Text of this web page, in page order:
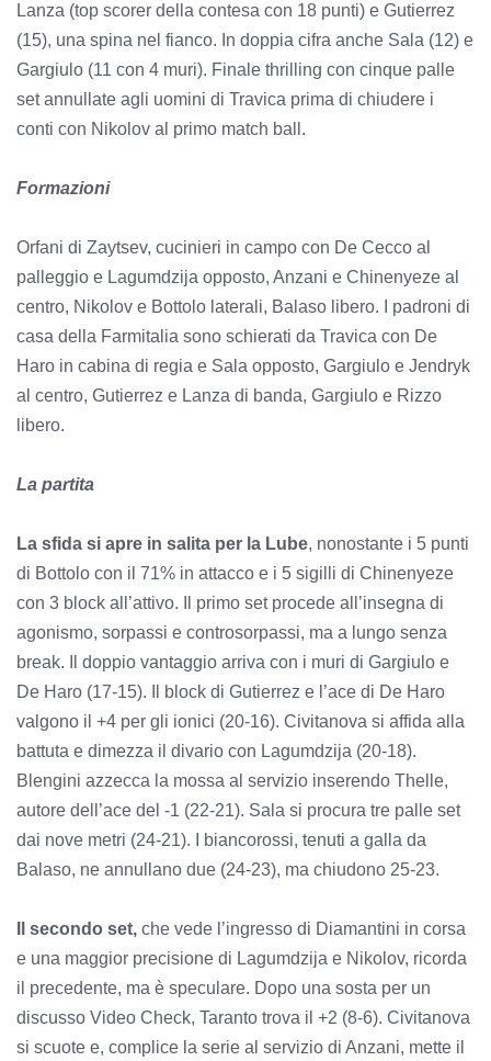
Lanza (top scorer della contesa con 18 punti) e Gutierrez
(15), una spina nel fianco. In doppia cifra anche Sala (12) e
Gargiulo (11 con 4 muri). Finale thrilling con cinque palle
set annullate agli uomini di Travica prima di chiudere i
conti con Nikolov al primo match ball.
Formazioni
Orfani di Zaytsev, cucinieri in campo con De Cecco al
palleggio e Lagumdzija opposto, Anzani e Chinenyeze al
centro, Nikolov e Bottolo laterali, Balaso libero. I padroni di
casa della Farmitalia sono schierati da Travica con De
Haro in cabina di regia e Sala opposto, Gargiulo e Jendryk
al centro, Gutierrez e Lanza di banda, Gargiulo e Rizzo
libero.
La partita
La sfida si apre in salita per la Lube, nonostante i 5 punti
di Bottolo con il 71% in attacco e i 5 sigilli di Chinenyeze
con 3 block all’attivo. Il primo set procede all’insegna di
agonismo, sorpassi e controsorpassi, ma a lungo senza
break. Il doppio vantaggio arriva con i muri di Gargiulo e
De Haro (17-15). Il block di Gutierrez e l’ace di De Haro
valgono il +4 per gli ionici (20-16). Civitanova si affida alla
battuta e dimezza il divario con Lagumdzija (20-18).
Blengini azzecca la mossa al servizio inserendo Thelle,
autore dell’ace del -1 (22-21). Sala si procura tre palle set
dai nove metri (24-21). I biancorossi, tenuti a galla da
Balaso, ne annullano due (24-23), ma chiudono 25-23.
Il secondo set, che vede l’ingresso di Diamantini in corsa
e una maggior precisione di Lagumdzija e Nikolov, ricorda
il precedente, ma è speculare. Dopo una sosta per un
discusso Video Check, Taranto trova il +2 (8-6). Civitanova
si scuote e, complice la serie al servizio di Anzani, mette il